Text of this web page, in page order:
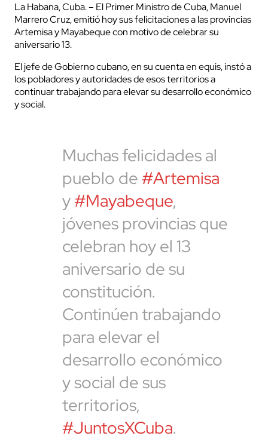
La Habana, Cuba. – El Primer Ministro de Cuba, Manuel
Marrero Cruz, emitió hoy sus felicitaciones a las provincias
Artemisa y Mayabeque con motivo de celebrar su
aniversario 13.
El jefe de Gobierno cubano, en su cuenta en equis, instó a
los pobladores y autoridades de esos territorios a
continuar trabajando para elevar su desarrollo económico
y social.
Muchas felicidades al
pueblo de#Artemisa
y#Mayabeque,
jóvenes provincias que
celebran hoy el 13
aniversario de su
constitución.
Continúen trabajando
para elevar el
desarrollo económico
y social de sus
territorios,
#JuntosXCuba.